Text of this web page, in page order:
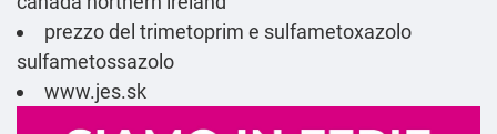
prezzo del trimetoprim e sulfametoxazolo
sulfametossazolo
www.jes.sk